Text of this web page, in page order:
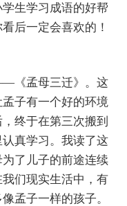
生学习成语的好帮
后一定会喜欢的！
《孟母三迁》。这
子有一个好的环境
终于在第三次搬到
真学习。我读了这
了儿子的前途连续
们现实生活中，有
孟子一样的孩子。